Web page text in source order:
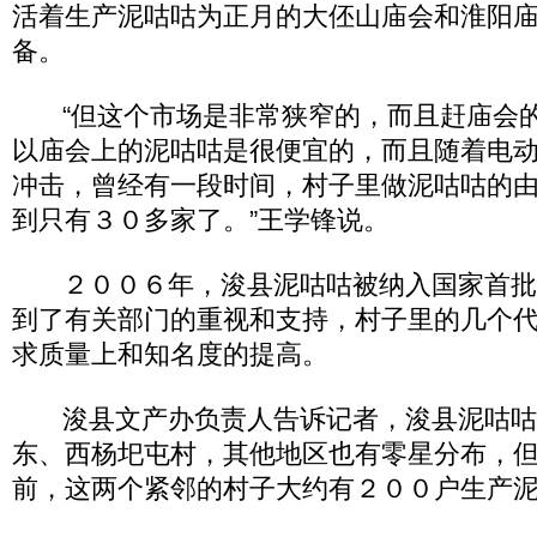
活着生产泥咕咕为正月的大伾山庙会和淮阳
备。
“但这个市场是非常狭窄的，而且赶庙会
以庙会上的泥咕咕是很便宜的，而且随着电
冲击，曾经有一段时间，村子里做泥咕咕的
到只有３０多家了。”王学锋说。
２００６年，浚县泥咕咕被纳入国家首批
到了有关部门的重视和支持，村子里的几个
求质量上和知名度的提高。
浚县文产办负责人告诉记者，浚县泥咕咕
东、西杨圯屯村，其他地区也有零星分布，
前，这两个紧邻的村子大约有２００户生产